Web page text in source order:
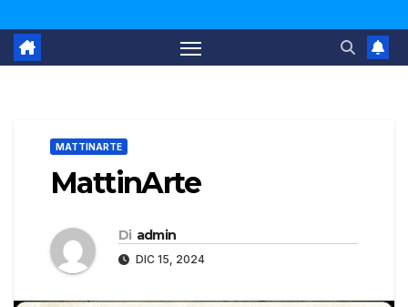
MATTINARTE
MattinArte
Di admin
DIC 15, 2024